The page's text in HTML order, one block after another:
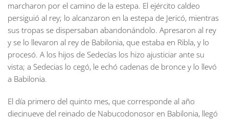
marcharon por el camino de la estepa. El ejército caldeo
persiguió al rey; lo alcanzaron en la estepa de Jericó, mientras
sus tropas se dispersaban abandonándolo. Apresaron al rey
y se lo llevaron al rey de Babilonia, que estaba en Ribla, y lo
procesó. A los hijos de Sedecías los hizo ajusticiar ante su
vista; a Sedecias lo cegó, le echó cadenas de bronce y lo llevó
a Babilonia.
El día primero del quinto mes, que corresponde al año
diecinueve del reinado de Nabucodonosor en Babilonia, llegó